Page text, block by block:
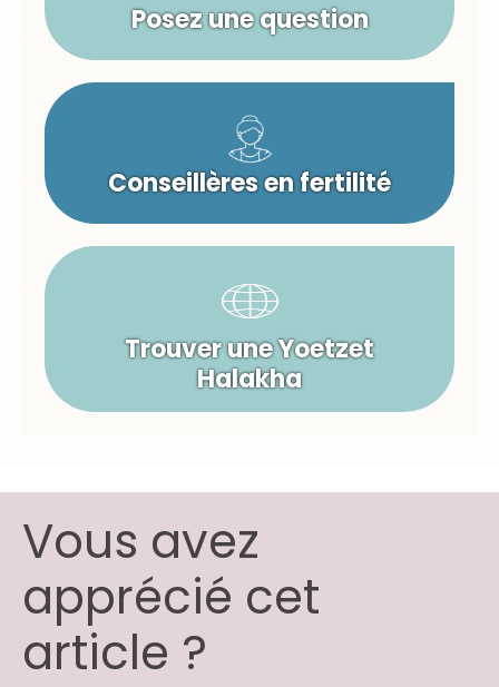
Posez une question
Conseillères en fertilité
Trouver une Yoetzet
Halakha
Vous avez
apprécié cet
article ?